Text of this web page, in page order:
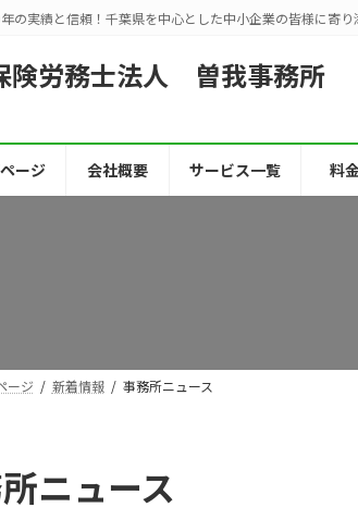
の実績と信頼！千葉県を中心とした中小企業の皆様に寄り
険労務士法人 曽我事務所
ージ 会社概要 サービス一覧 料
ージ 新着情報 事務所ニュース
ニュース